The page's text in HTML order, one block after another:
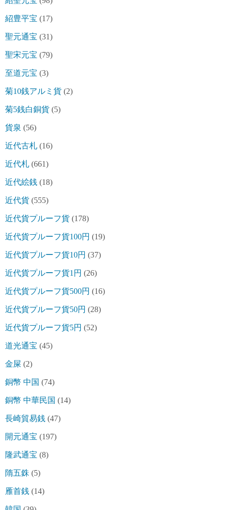
紹豊平宝 (17)
聖元通宝 (31)
聖宋元宝 (79)
至道元宝 (3)
菊10銭アルミ貨 (2)
菊5銭白銅貨 (5)
貨泉 (56)
近代古札 (16)
近代札 (661)
近代絵銭 (18)
近代貨 (555)
近代貨プルーフ貨 (178)
近代貨プルーフ貨100円 (19)
近代貨プルーフ貨10円 (37)
近代貨プルーフ貨1円 (26)
近代貨プルーフ貨500円 (16)
近代貨プルーフ貨50円 (28)
近代貨プルーフ貨5円 (52)
道光通宝 (45)
金屎 (2)
銅幣 中国 (74)
銅幣 中華民国 (14)
長崎貿易銭 (47)
開元通宝 (197)
隆武通宝 (8)
隋五銖 (5)
雁首銭 (14)